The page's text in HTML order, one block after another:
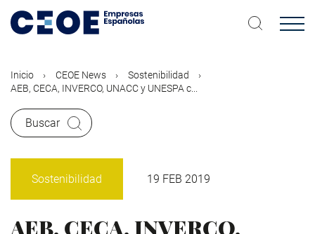
contenido
Inicio CEOE News
Sostenibilidad
AEB, CECA, INVERCO, UNACC y UNESPA c...
Buscar
Sostenibilidad 19 FEB 2019
AEB, CECA, INVERCO,